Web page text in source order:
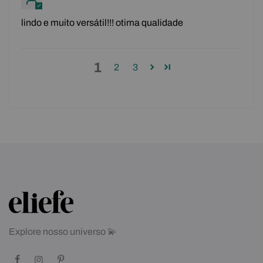
lindo e muito versátil!!! otima qualidade
1 2 3
Explore nosso universo 💫